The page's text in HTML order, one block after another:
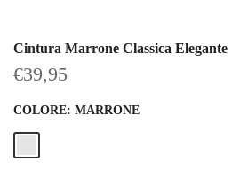
Cintura Marrone Classica Elegante
€39,95
COLORE: MARRONE